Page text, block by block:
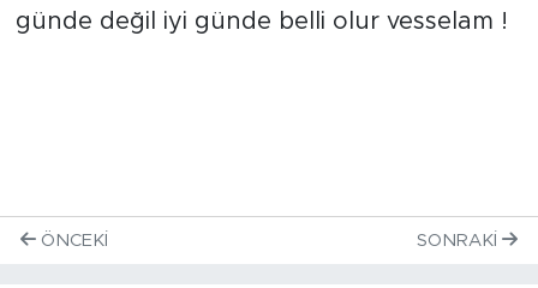
günde değil iyi günde belli olur vesselam !
ÖNCEKI SONRAKI